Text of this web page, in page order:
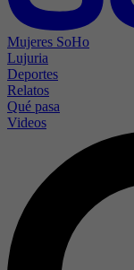
Mujeres SoHo
Lujuria
Deportes
Relatos
Qué pasa
Videos